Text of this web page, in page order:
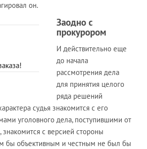
он.
Заодно с
прокурором
И действительно еще
до начала
рассмотрения дела
для принятия целого
ряда решений
судья знакомится с его
уголовного дела, поступившими от
знакомится с версией стороны
бы объективным и честным не был бы